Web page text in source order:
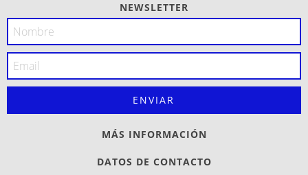
NEWSLETTER
MÁS INFORMACIÓN
DATOS DE CONTACTO